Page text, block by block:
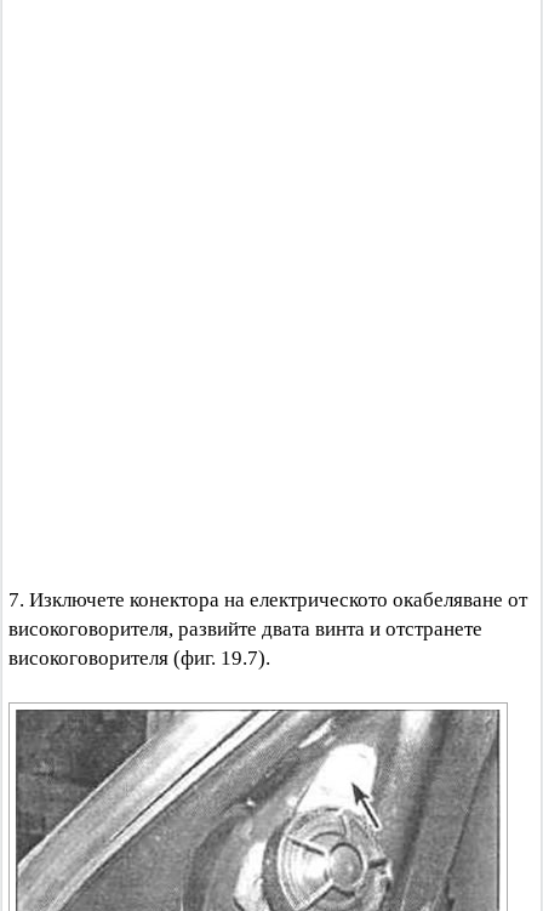
7. Изключете конектора на електрическото окабеляване от
високоговорителя, развийте двата винта и отстранете
високоговорителя (фиг. 19.7).